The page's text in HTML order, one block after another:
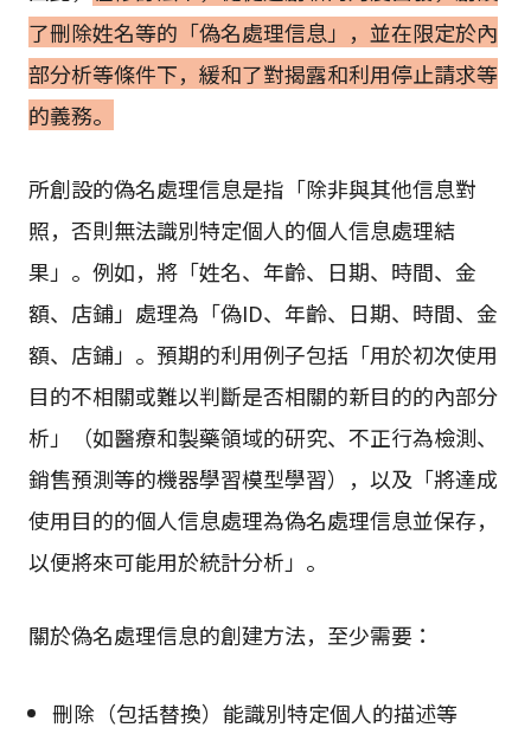
了刪除姓名等的「偽名處理信息」，並在限定於內
部分析等條件下，緩和了對揭露和利用停止請求等
的義務。
所創設的偽名處理信息是指「除非與其他信息對
照，否則無法識別特定個人的個人信息處理結
果」。例如，將「姓名、年齡、日期、時間、金
額、店鋪」處理為「偽ID、年齡、日期、時間、金
額、店鋪」。預期的利用例子包括「用於初次使用
目的不相關或難以判斷是否相關的新目的的內部分
析」（如醫療和製藥領域的研究、不正行為檢測、
銷售預測等的機器學習模型學習），以及「將達成
使用目的的個人信息處理為偽名處理信息並保存，
以便將來可能用於統計分析」。
關於偽名處理信息的創建方法，至少需要：
刪除（包括替換）能識別特定個人的描述等